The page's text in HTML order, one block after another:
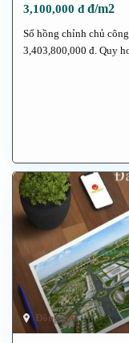
3,100,000 đđ/m2
Sổ hồng chỉnh chủ
3,403,800,000 đ. Quy
Đồng Nai